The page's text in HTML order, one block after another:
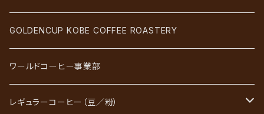
GOLDENCUP KOBE COFFEE ROASTERY
ワールドコーヒー事業部
レギュラーコーヒー（豆／粉）